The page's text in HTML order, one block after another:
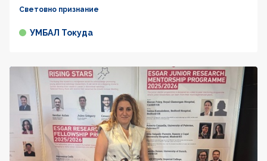
Световно признание
УМБАЛ Токуда